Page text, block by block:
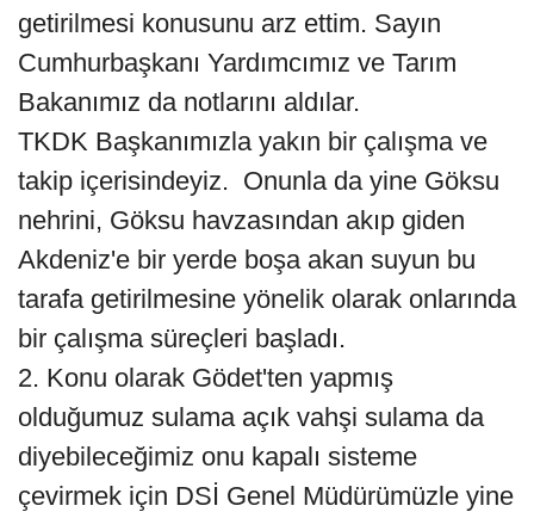
getirilmesi konusunu arz ettim. Sayın
Cumhurbaşkanı Yardımcımız ve Tarım
Bakanımız da notlarını aldılar.
TKDK Başkanımızla yakın bir çalışma ve
takip içerisindeyiz. Onunla da yine Göksu
nehrini, Göksu havzasından akıp giden
Akdeniz'e bir yerde boşa akan suyun bu
tarafa getirilmesine yönelik olarak onlarında
bir çalışma süreçleri başladı.
2. Konu olarak Gödet'ten yapmış
olduğumuz sulama açık vahşi sulama da
diyebileceğimiz onu kapalı sisteme
çevirmek için DSİ Genel Müdürümüzle yine